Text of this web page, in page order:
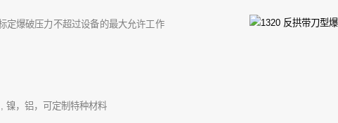
定爆破压力不超过设备的最大允许工作
镍，铝，可定制特种材料